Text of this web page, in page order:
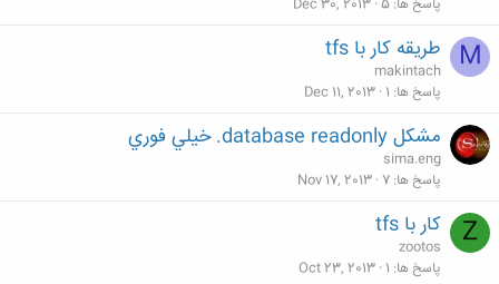
پاسخ ها 5
Dec 30, 2013
M طریقه کار با tfs
makintach
پاسخ ها 1
Dec 11, 2013
مشكل database readonly. خيلي فوري
sima.eng
پاسخ ها 7
Nov 17, 2013
Z کار با tfs
zootos
پاسخ ها 1
Oct 23, 2013